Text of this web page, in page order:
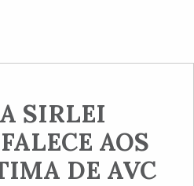
SIRLEI
AOS
DE AVC